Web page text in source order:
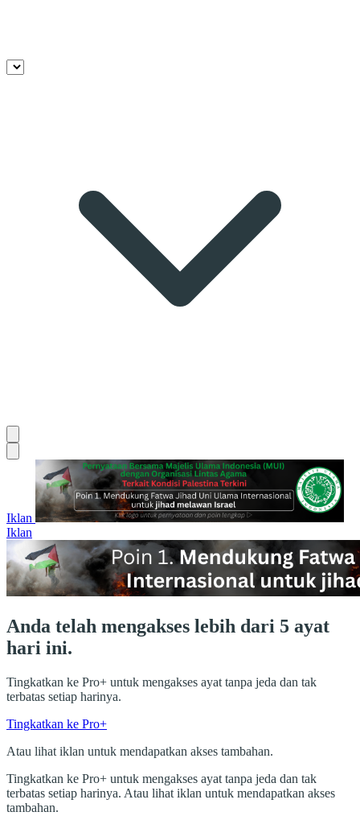
Iklan
Iklan
Anda telah mengakses lebih dari 5 ayat
hari ini.
Tingkatkan ke Pro+ untuk mengakses ayat tanpa jeda dan tak
terbatas setiap harinya.
Tingkatkan ke Pro+
Atau lihat iklan untuk mendapatkan akses tambahan.
Tingkatkan ke Pro+ untuk mengakses ayat tanpa jeda dan tak
terbatas setiap harinya. Atau lihat iklan untuk mendapatkan akses
tambahan.